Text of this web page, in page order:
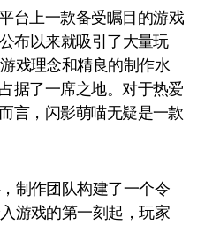
台上一款备受瞩目的游戏
布以来就吸引了大量玩
戏理念和精良的制作水
据了一席之地。对于热爱
言，闪影萌喵无疑是一款
制作团队构建了一个令
游戏的第一刻起，玩家